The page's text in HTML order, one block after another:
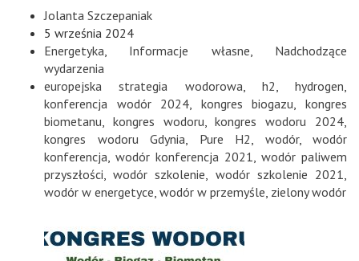
Jolanta Szczepaniak
5 września 2024
Energetyka
Informacje własne
Nadchodzące
wydarzenia
europejska strategia wodorowa
h2 hydrogen
konferencja wodór 2024
kongres biogazu ,kongres
biometanu
kongres wodoru ,kongres wodoru 2024
kongres wodoru Gdynia
Pure H2 wodór, wodór
konferencja wodór konferencja 2021 wodór paliwem
przyszłości ,wodór szkolenie wodór szkolenie 2021
wodór w energetyce wodór w przemyśle zielony wodór